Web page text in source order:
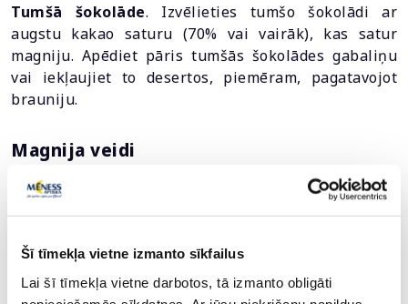
Šī tīmekļa vietne izmanto sīkfailus
Lai šī tīmekļa vietne darbotos, tā izmanto obligāti
Tumšā šokolāde. Izvēlieties tumšo šokolādi ar
augstu kakao saturu (70% vai vairāk), kas satur
magniju. Apēdiet pāris tumšās šokolādes gabaliņu
vai iekļaujiet to desertos, piemēram, pagatavojot
brauniju.
Magnija veidi
Ir pieejami vairāki dažādi magnija piedevu veidi, no
kuriem katrs satur dažādas magnija sāļu formas. Šīm
formām ir dažādas īpašības, absorbcijas spējas un
potenciālie ieguvumi veselībai.